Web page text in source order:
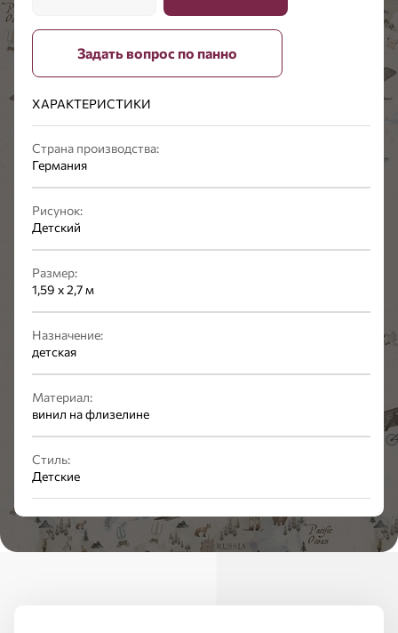
Задать вопрос по панно
ХАРАКТЕРИСТИКИ
Страна производства:
Германия
Рисунок:
Детский
Размер:
1,59 х 2,7 м
Назначение:
детская
Материал:
винил на флизелине
Стиль:
Детские